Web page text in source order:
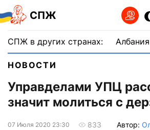
СПЖ
СПЖ в других странах: Албания
НОВОСТИ
Управделами УПЦ
значит молиться с
07 Июля 2020 23:30 833 Автор: